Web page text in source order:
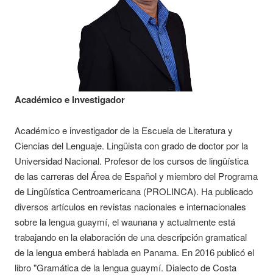
Académico e Investigador
Académico e investigador de la Escuela de Literatura y
Ciencias del Lenguaje. Lingüista con grado de doctor por la
Universidad Nacional. Profesor de los cursos de lingüística
de las carreras del Área de Español y miembro del Programa
de Lingüística Centroamericana (PROLINCA). Ha publicado
diversos artículos en revistas nacionales e internacionales
sobre la lengua guaymí, el waunana y actualmente está
trabajando en la elaboración de una descripción gramatical
de la lengua emberá hablada en Panama. En 2016 publicó el
libro "Gramática de la lengua guaymí. Dialecto de Costa